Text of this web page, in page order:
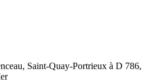
Saint-Quay-Portrieux à D 786,